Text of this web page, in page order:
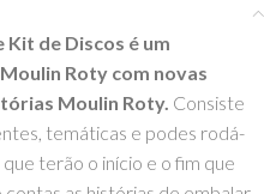
Kit de Discos é um
Roty com novas
Moulin Roty. Consiste
temáticas e podes rodá-
terão o início e o fim que